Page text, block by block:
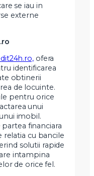
se iau in
externe
ofera
identificarea
obtinerii
de locuinte.
pentru orice
unui
imobil.
financiara
relatia cu bancile
solutii rapide
intampina
de orice fel.